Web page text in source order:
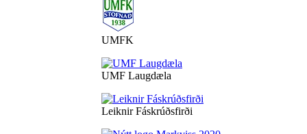
UMFK
UMF Laugdæla
Leiknir Fáskrúðsfirði